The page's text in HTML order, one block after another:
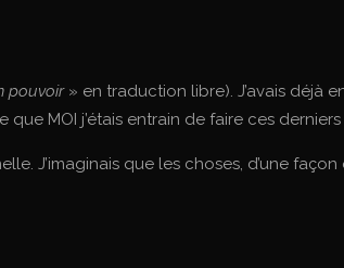
pouvoir» en traduction libre). J’avais déjà
MOI j’étais entrain de faire ces derniers
J’imaginais que les choses, d’une façon